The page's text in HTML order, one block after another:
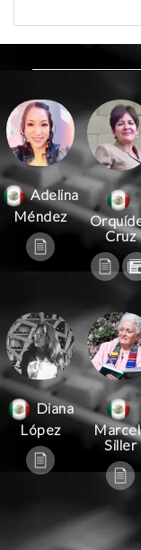
Adelina
Méndez
Cruz
Diana
López
Siller